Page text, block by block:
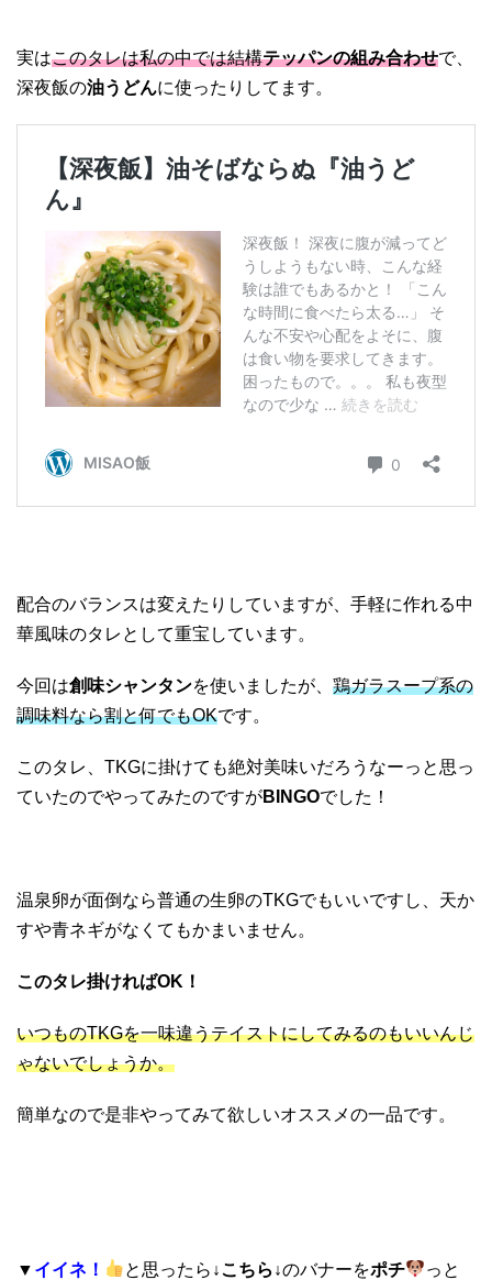
実はこのタレは私の中では結構テッパンの組み合わせで、
深夜飯の油うどんに使ったりしてます。
配合のバランスは変えたりしていますが、手軽に作れる中
華風味のタレとして重宝しています。
今回は創味シャンタンを使いましたが、 鶏ガラスープ系の
調味料なら割と何でもOKです。
このタレ、TKGに掛けても絶対美味いだろうなーっと思っ
ていたのでやってみたのですがBINGOでした！
温泉卵が面倒なら普通の生卵のTKGでもいいですし、天か
すや青ネギがなくてもかまいません。
このタレ掛ければOK！
いつものTKGを一味違うテイストにしてみるのもいいんじ
ゃないでしょうか。
簡単なので是非やってみて欲しいオススメの一品です。
▼ イイネ！ と思ったら ↓こちら↓のバナーをポチ
っと